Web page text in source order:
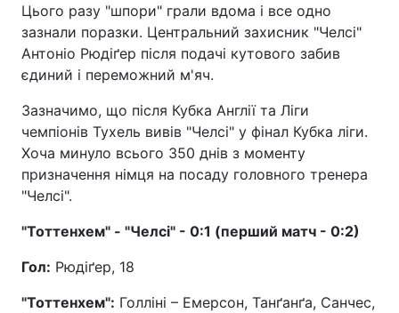
Цього разу "шпори" грали вдома і все одно
зазнали поразки. Центральний захисник "Челсі"
Антоніо Рюдіґер після подачі кутового забив
єдиний і переможний м'яч.
Зазначимо, що після Кубка Англії та Ліги
чемпіонів Тухель вивів "Челсі" у фінал Кубка ліги.
Хоча минуло всього 350 днів з моменту
призначення німця на посаду головного тренера
"Челсі".
"Тоттенхем" - "Челсі" - 0:1 (перший матч - 0:2)
Гол: Рюдіґер, 18
"Тоттенхем": Голліні – Емерсон, Танґанґа, Санчес,